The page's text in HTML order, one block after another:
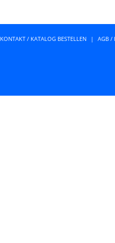
KONTAKT / KATALOG BESTELLEN |
AGB /